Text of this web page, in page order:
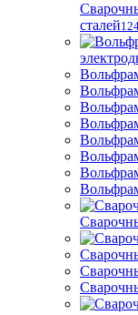
сталей